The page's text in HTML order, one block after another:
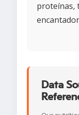
proteínas,
Data